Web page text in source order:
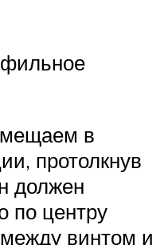
в
протолкнув
должен
по центру
винтом и